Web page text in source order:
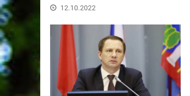
посмотреть в октябре в...
12.10.2022